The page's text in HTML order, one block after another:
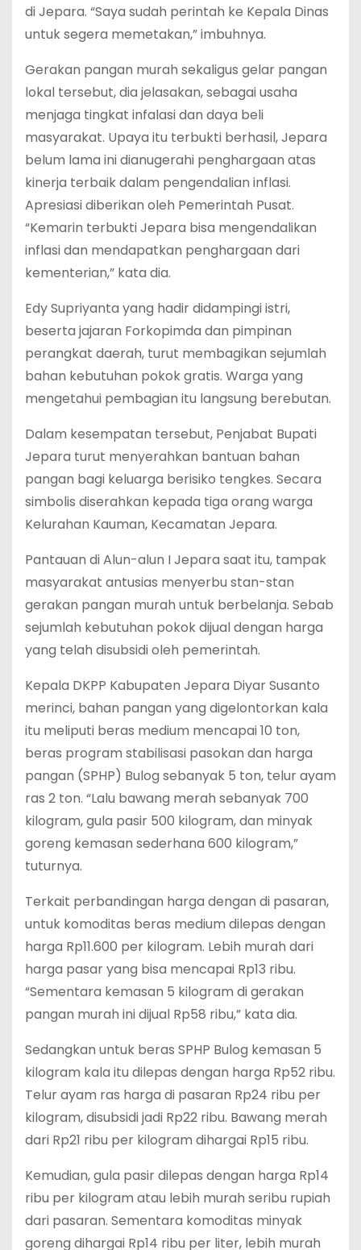
di Jepara. “Saya sudah perintah ke Kepala Dinas
untuk segera memetakan,” imbuhnya.
Gerakan pangan murah sekaligus gelar pangan
lokal tersebut, dia jelasakan, sebagai usaha
menjaga tingkat infalasi dan daya beli
masyarakat. Upaya itu terbukti berhasil, Jepara
belum lama ini dianugerahi penghargaan atas
kinerja terbaik dalam pengendalian inflasi.
Apresiasi diberikan oleh Pemerintah Pusat.
“Kemarin terbukti Jepara bisa mengendalikan
inflasi dan mendapatkan penghargaan dari
kementerian,” kata dia.
Edy Supriyanta yang hadir didampingi istri,
beserta jajaran Forkopimda dan pimpinan
perangkat daerah, turut membagikan sejumlah
bahan kebutuhan pokok gratis. Warga yang
mengetahui pembagian itu langsung berebutan.
Dalam kesempatan tersebut, Penjabat Bupati
Jepara turut menyerahkan bantuan bahan
pangan bagi keluarga berisiko tengkes. Secara
simbolis diserahkan kepada tiga orang warga
Kelurahan Kauman, Kecamatan Jepara.
Pantauan di Alun-alun I Jepara saat itu, tampak
masyarakat antusias menyerbu stan-stan
gerakan pangan murah untuk berbelanja. Sebab
sejumlah kebutuhan pokok dijual dengan harga
yang telah disubsidi oleh pemerintah.
Kepala DKPP Kabupaten Jepara Diyar Susanto
merinci, bahan pangan yang digelontorkan kala
itu meliputi beras medium mencapai 10 ton,
beras program stabilisasi pasokan dan harga
pangan (SPHP) Bulog sebanyak 5 ton, telur ayam
ras 2 ton. “Lalu bawang merah sebanyak 700
kilogram, gula pasir 500 kilogram, dan minyak
goreng kemasan sederhana 600 kilogram,”
tuturnya.
Terkait perbandingan harga dengan di pasaran,
untuk komoditas beras medium dilepas dengan
harga Rp11.600 per kilogram. Lebih murah dari
harga pasar yang bisa mencapai Rp13 ribu.
“Sementara kemasan 5 kilogram di gerakan
pangan murah ini dijual Rp58 ribu,” kata dia.
Sedangkan untuk beras SPHP Bulog kemasan 5
kilogram kala itu dilepas dengan harga Rp52 ribu.
Telur ayam ras harga di pasaran Rp24 ribu per
kilogram, disubsidi jadi Rp22 ribu. Bawang merah
dari Rp21 ribu per kilogram dihargai Rp15 ribu.
Kemudian, gula pasir dilepas dengan harga Rp14
ribu per kilogram atau lebih murah seribu rupiah
dari pasaran. Sementara komoditas minyak
goreng dihargai Rp14 ribu per liter, lebih murah